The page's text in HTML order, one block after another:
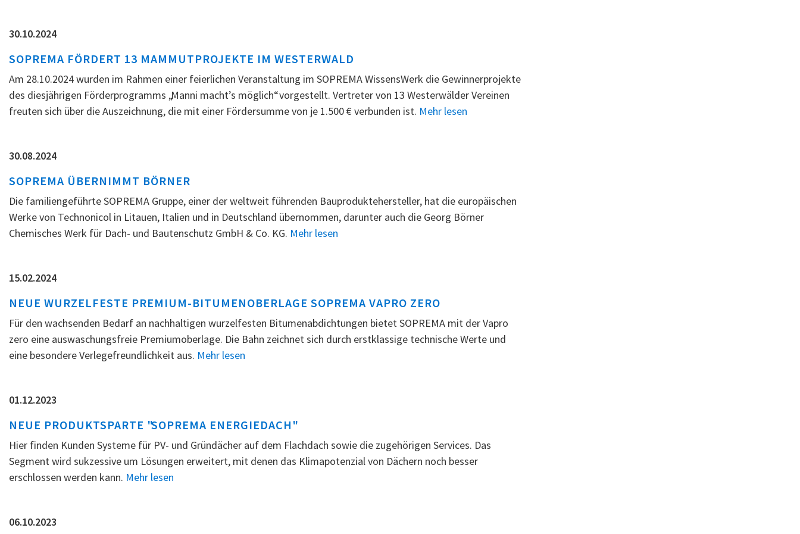
30.10.2024
SOPREMA FÖRDERT 13 MAMMUTPROJEKTE IM WESTERWALD
Am 28.10.2024 wurden im Rahmen einer feierlichen Veranstaltung im SOPREMA WissensWerk die Gewinnerprojekte
des diesjährigen Förderprogramms „Manni macht’s möglich“ vorgestellt. Vertreter von 13 Westerwälder Vereinen
freuten sich über die Auszeichnung, die mit einer Fördersumme von je 1.500 € verbunden ist. Mehr lesen
30.08.2024
SOPREMA ÜBERNIMMT BÖRNER
Die familiengeführte SOPREMA Gruppe, einer der weltweit führenden Bauproduktehersteller, hat die europäischen
Werke von Technonicol in Litauen, Italien und in Deutschland übernommen, darunter auch die Georg Börner
Chemisches Werk für Dach- und Bautenschutz GmbH & Co. KG. Mehr lesen
15.02.2024
NEUE WURZELFESTE PREMIUM-BITUMENOBERLAGE SOPREMA VAPRO ZERO
Für den wachsenden Bedarf an nachhaltigen wurzelfesten Bitumenabdichtungen bietet SOPREMA mit der Vapro
zero eine auswaschungsfreie Premiumoberlage. Die Bahn zeichnet sich durch erstklassige technische Werte und
eine besondere Verlegefreundlichkeit aus. Mehr lesen
01.12.2023
NEUE PRODUKTSPARTE "SOPREMA ENERGIEDACH"
Hier finden Kunden Systeme für PV- und Gründächer auf dem Flachdach sowie die zugehörigen Services. Das
Segment wird sukzessive um Lösungen erweitert, mit denen das Klimapotenzial von Dächern noch besser
erschlossen werden kann. Mehr lesen
06.10.2023